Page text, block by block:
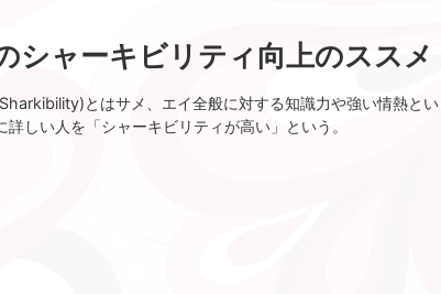
シャーキビリティ向上のススメ
とはサメ、エイ全般に対する知識力や強い情熱と
詳しい人を「シャーキビリティが高い」という。